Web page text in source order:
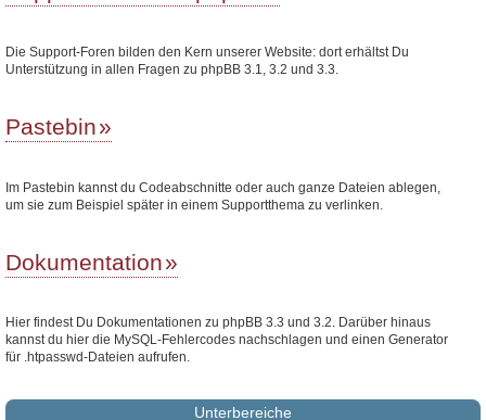
Die Support-Foren bilden den Kern unserer Website: dort erhältst Du
Unterstützung in allen Fragen zu phpBB 3.1, 3.2 und 3.3.
Pastebin
Im Pastebin kannst du Codeabschnitte oder auch ganze Dateien ablegen,
um sie zum Beispiel später in einem Supportthema zu verlinken.
Dokumentation
Hier findest Du Dokumentationen zu phpBB 3.3 und 3.2. Darüber hinaus
kannst du hier die MySQL-Fehlercodes nachschlagen und einen Generator
für .htpasswd-Dateien aufrufen.
Unterbereiche